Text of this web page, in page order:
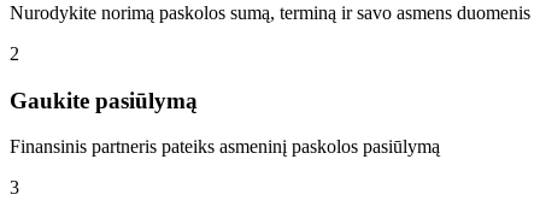
Nurodykite norimą paskolos sumą, terminą ir savo asmens duomenis
2
Gaukite pasiūlymą
Finansinis partneris pateiks asmeninį paskolos pasiūlymą
3